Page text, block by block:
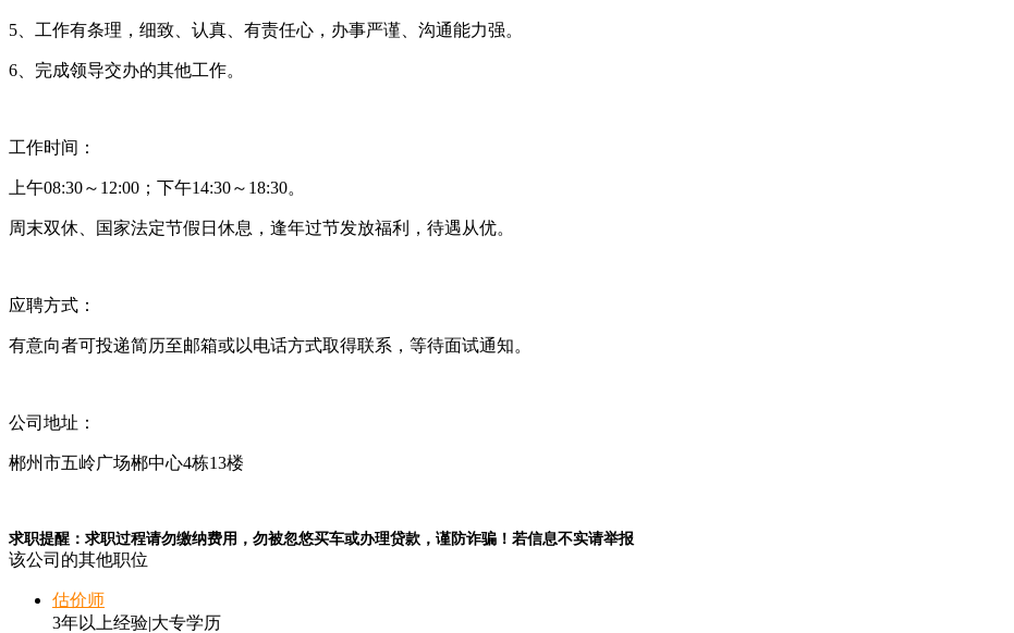
5、工作有条理，细致、认真、有责任心，办事严谨、沟通能力强。
6、完成领导交办的其他工作。
工作时间：
上午08:30～12:00；下午14:30～18:30。
周末双休、国家法定节假日休息，逢年过节发放福利，待遇从优。
应聘方式：
有意向者可投递简历至邮箱或以电话方式取得联系，等待面试通知。
公司地址：
郴州市五岭广场郴中心4栋13楼
求职提醒：求职过程请勿缴纳费用，勿被忽悠买车或办理贷款，谨防诈骗！若信息不实请举报
该公司的其他职位
估价师
3年以上经验|大专学历